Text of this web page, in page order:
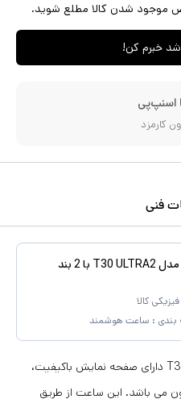
موجود شدن کالا مطلع شوید.
خبرم کن!
اسنپ‌پی
کارمزد
فنی
ساعت هوشمند الترا مدل T30 ULTRA2 با 2 بند
کالا
: ساعت هوشمند
ساعت هوشمند الترا مدل T30 ULTRA2 دارای صفحه نمایش باکیفیت،
می باشد. این ساعت از طریق